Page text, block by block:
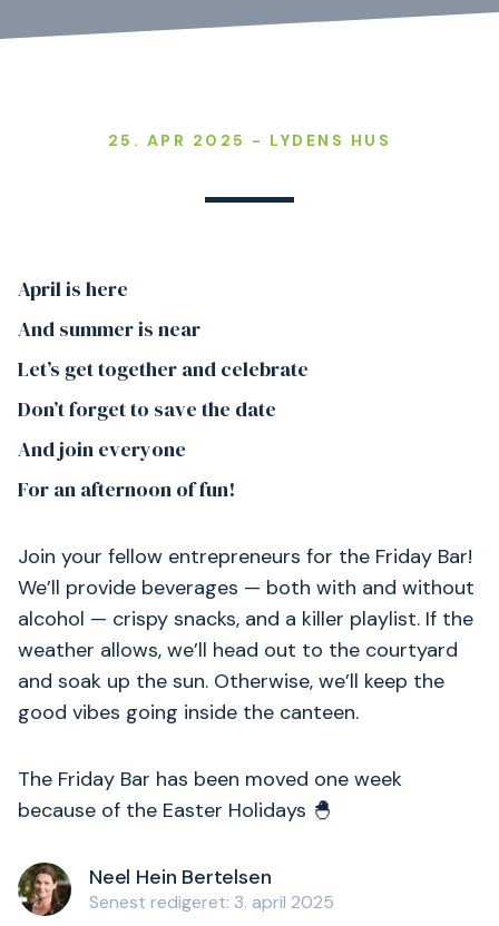
25. APR 2025 - LYDENS HUS
April is here
And summer is near
Let’s get together and celebrate
Don’t forget to save the date
And join everyone
For an afternoon of fun!
Join your fellow entrepreneurs for the Friday Bar!
We’ll provide beverages — both with and without
alcohol — crispy snacks, and a killer playlist. If the
weather allows, we’ll head out to the courtyard
and soak up the sun. Otherwise, we’ll keep the
good vibes going inside the canteen.
The Friday Bar has been moved one week
because of the Easter Holidays 🐣
Neel Hein Bertelsen
Senest redigeret: 3. april 2025